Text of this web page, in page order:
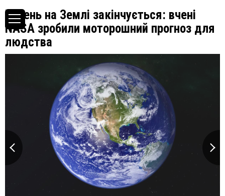
Кисень на Землі закінчується: вчені
NASA зробили моторошний прогноз для
людства